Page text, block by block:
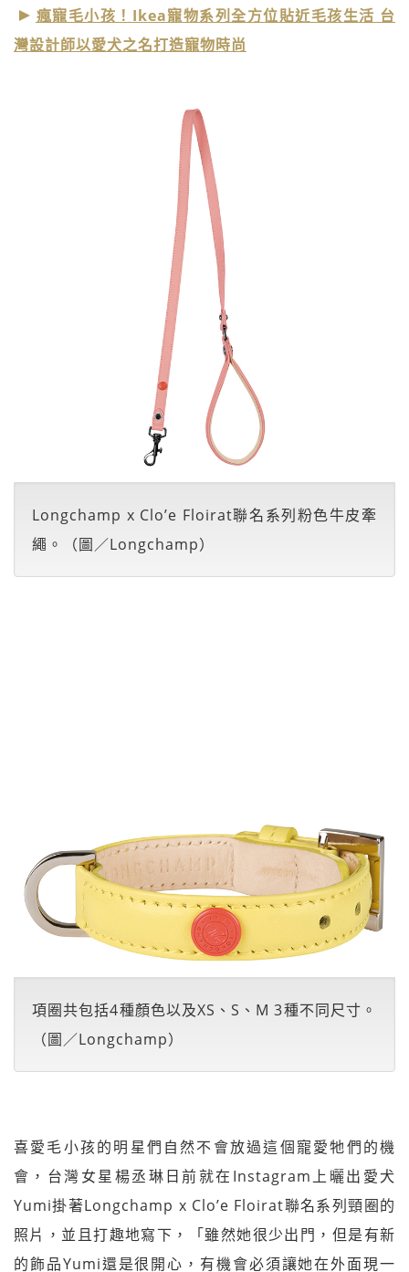
瘋寵毛小孩！Ikea寵物系列全方位貼近毛孩生活 台
灣設計師以愛犬之名打造寵物時尚
Longchamp x Clo’e Floirat聯名系列粉色牛皮牽
繩。（圖／Longchamp）
項圈共包括4種顏色以及XS、S、M 3種不同尺寸。
（圖／Longchamp）
喜愛毛小孩的明星們自然不會放過這個寵愛牠們的機
會，台灣女星楊丞琳日前就在Instagram上曬出愛犬
Yumi掛著Longchamp x Clo’e Floirat聯名系列頸圈的
照片，並且打趣地寫下，「雖然她很少出門，但是有新
的飾品Yumi還是很開心，有機會必須讓她在外面現一